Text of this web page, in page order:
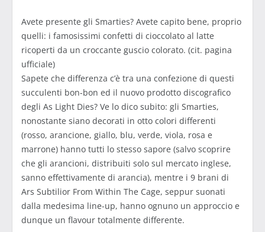
Avete presente gli Smarties? Avete capito bene, proprio
quelli: i famosissimi confetti di cioccolato al latte
ricoperti da un croccante guscio colorato. (cit. pagina
ufficiale)
Sapete che differenza c’è tra una confezione di questi
succulenti bon-bon ed il nuovo prodotto discografico
degli As Light Dies? Ve lo dico subito: gli Smarties,
nonostante siano decorati in otto colori differenti
(rosso, arancione, giallo, blu, verde, viola, rosa e
marrone) hanno tutti lo stesso sapore (salvo scoprire
che gli arancioni, distribuiti solo sul mercato inglese,
sanno effettivamente di arancia), mentre i 9 brani di
Ars Subtilior From Within The Cage, seppur suonati
dalla medesima line-up, hanno ognuno un approccio e
dunque un flavour totalmente differente.